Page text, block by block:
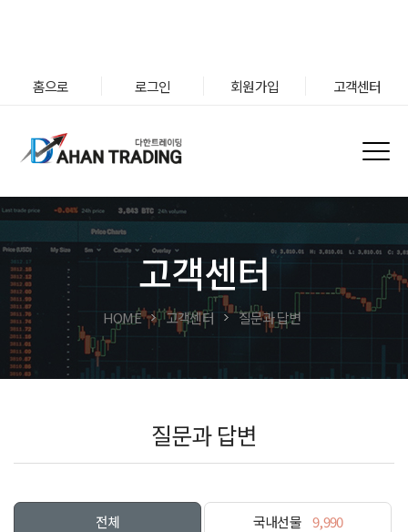
홈으로 로그인 회원가입 고객센터
고객센터
HOME 고객센터 질문과 답변
질문과 답변
전체 국내선물 9,990